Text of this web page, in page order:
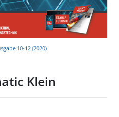
10-12 (2020)
Klein